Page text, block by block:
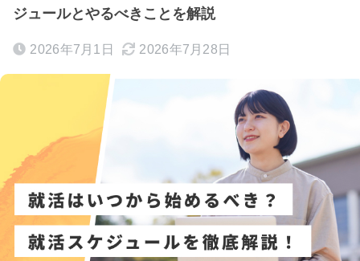
ジュールとやるべきことを解説
2026年7月1日 2026年7月28日